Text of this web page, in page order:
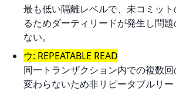
最も低い隔離レベルで、未コミッ
るためダーティリードが発生し問
ない。
ウ: REPEATABLE READ
同一トランザクション内での複数
変わらないため非リピータブルリー